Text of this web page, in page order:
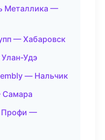
Металлика —
— Хабаровск
Удэ
— Нальчик
Профи —